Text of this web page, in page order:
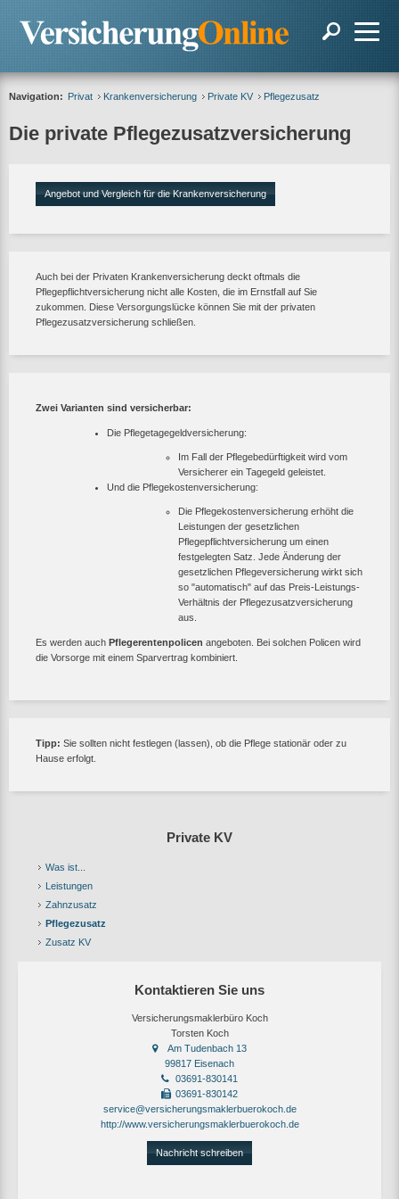
Private KV
Was ist...
Leistungen
Zahnzusatz
Pflegezusatz
Zusatz KV
Kontaktieren Sie uns
Versicherungsmaklerbüro Koch
Torsten Koch
Am Tudenbach 13
99817 Eisenach
03691-830141
03691-830142
service@versicherungsmaklerbuerokoch.de
http://www.versicherungsmaklerbuerokoch.de
Nachricht schreiben
Navigation: Privat Krankenversicherung Private KV Pflegezusatz
Die private Pflegezusatzversicherung
Angebot und Vergleich für die Krankenversicherung
Auch bei der Privaten Krankenversicherung deckt oftmals die
Pflegepflichtversicherung nicht alle Kosten, die im Ernstfall auf Sie
zukommen. Diese Versorgungslücke können Sie mit der privaten
Pflegezusatzversicherung schließen.
Zwei Varianten sind versicherbar:
Die Pflegetagegeldversicherung:
Im Fall der Pflegebedürftigkeit wird vom
Versicherer ein Tagegeld geleistet.
Und die Pflegekostenversicherung:
Die Pflegekostenversicherung erhöht die
Leistungen der gesetzlichen
Pflegepflichtversicherung um einen
festgelegten Satz. Jede Änderung der
gesetzlichen Pflegeversicherung wirkt sich
so "automatisch" auf das Preis-Leistungs-
Verhältnis der Pflegezusatzversicherung
aus.
Es werden auch Pflegerentenpolicen angeboten. Bei solchen Policen wird
die Vorsorge mit einem Sparvertrag kombiniert.
Tipp: Sie sollten nicht festlegen (lassen), ob die Pflege stationär oder zu
Hause erfolgt.